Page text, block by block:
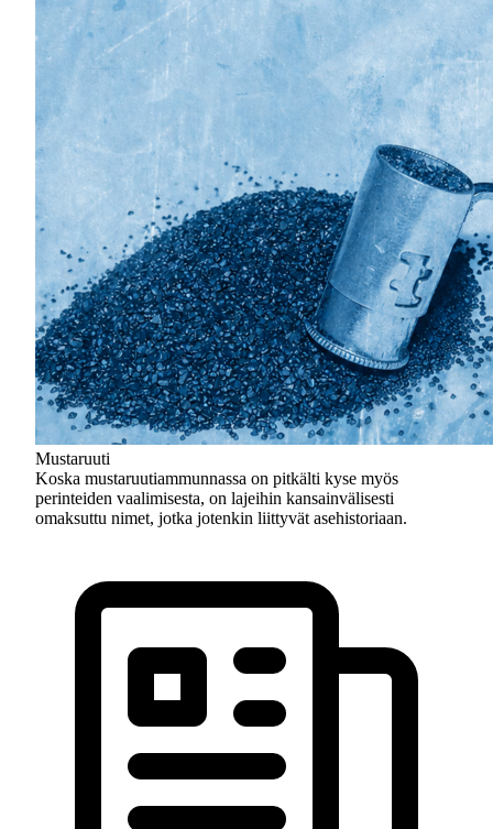
Mustaruuti
Koska mustaruutiammunnassa on pitkälti kyse myös
perinteiden vaalimisesta, on lajeihin kansainvälisesti
omaksuttu nimet, jotka jotenkin liittyvät asehistoriaan.